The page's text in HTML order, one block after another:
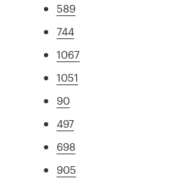
589
744
1067
1051
90
497
698
905